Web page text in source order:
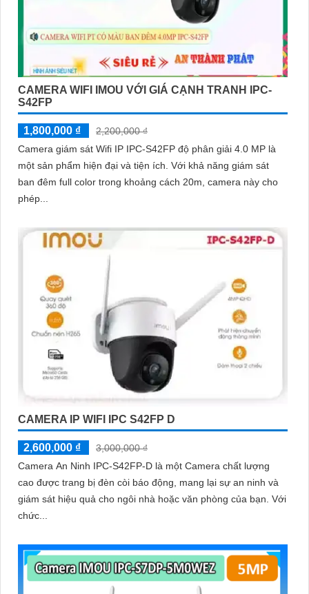
CAMERA WIFI IMOU VỚI GIÁ CẠNH TRANH IPC-
S42FP
1,800,000 ₫
2,200,000 ₫
Camera giám sát Wifi IP IPC-S42FP độ phân giải 4.0 MP là
một sản phẩm hiện đại và tiện ích. Với khả năng giám sát
ban đêm full color trong khoảng cách 20m, camera này cho
phép...
CAMERA IP WIFI IPC S42FP D
2,600,000 ₫
3,000,000 ₫
Camera An Ninh IPC-S42FP-D là một Camera chất lượng
cao được trang bị đèn còi báo động, mang lại sự an ninh và
giám sát hiệu quả cho ngôi nhà hoặc văn phòng của bạn. Với
chức...